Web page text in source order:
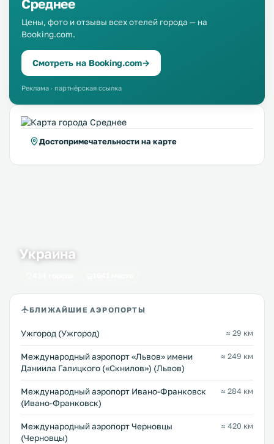
Среднее
Цены, фото и отзывы всех отелей города — на
Booking.com.
Смотреть на Booking.com→
Реклама · партнёрская ссылка
Достопримечательности на карте
Украина
БЛИЖАЙШИЕ АЭРОПОРТЫ
Ужгород (Ужгород) ≈ 29 км
Междунарoдный аэропорт «Львов» имени
Даниила Галицкого («Скнилов») (Львов)
≈ 249 км
Международный аэропорт Ивано-Франковск
(Ивано-Франковск)
≈ 284 км
Международный аэропорт Черновцы
(Черновцы)
≈ 420 км